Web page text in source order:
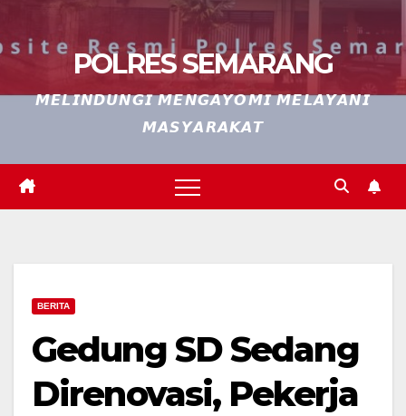
POLRES SEMARANG
𝙈𝙀𝙇𝙄𝙉𝘿𝙐𝙉𝙂𝙄 𝙈𝙀𝙉𝙂𝘼𝙔𝙊𝙈𝙄 𝙈𝙀𝙇𝘼𝙔𝘼𝙉𝙄
𝙈𝘼𝙎𝙔𝘼𝙍𝘼𝙆𝘼𝙏
BERITA
Gedung SD Sedang
Direnovasi, Pekerja